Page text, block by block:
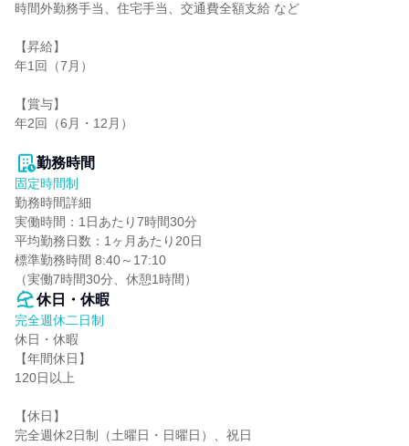
時間外勤務手当、住宅手当、交通費全額支給 など
【昇給】
年1回（7月）
【賞与】
年2回（6月・12月）
勤務時間
固定時間制
勤務時間詳細
実働時間：1日あたり7時間30分
平均勤務日数：1ヶ月あたり20日
標準勤務時間 8:40～17:10
（実働7時間30分、休憩1時間）
休日・休暇
完全週休二日制
休日・休暇
【年間休日】
120日以上
【休日】
完全週休2日制（土曜日・日曜日）、祝日